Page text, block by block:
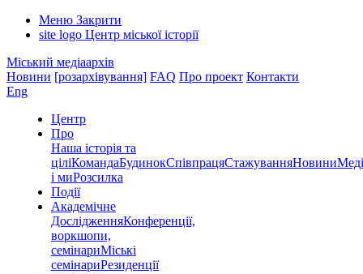
Меню Закрити
site logo Центр міської історії
Міський медіаархів
Новини [розархівування] FAQ Про проект Контакти
Eng
Центр
Про
Наша історія та
ціліКомандаБудинокСпівпрацяСтажуванняНовини
і миРозсилка
Події
Академічне
ДослідженняКонференції,
воркшопи,
семінариМіські
семінариРезиденції